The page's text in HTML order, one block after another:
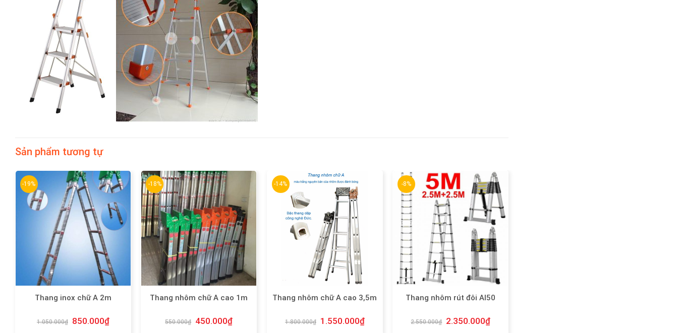
Sản phẩm tương tự
-19%
Thang inox chữ A 2m
1.050.000₫ 850.000₫
-18%
Thang nhôm chữ A cao 1m
550.000₫ 450.000₫
-14%
Thang nhôm chữ A cao 3,5m
1.800.000₫ 1.550.000₫
-8%
+
Thang nhôm rút đôi AI50
2.550.000₫ 2.350.000₫